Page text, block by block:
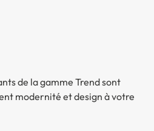
de la gamme Trend sont
modernité et design à votre